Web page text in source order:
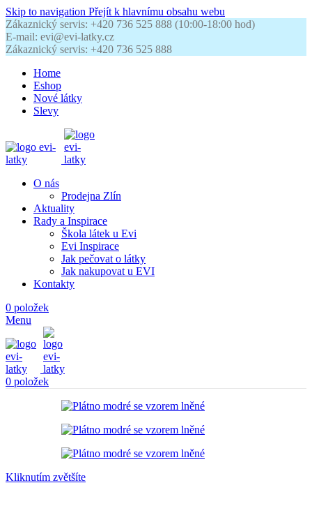
Skip to navigation Přejít k hlavnímu obsahu webu
Zákaznický servis: +420 736 525 888 (10:00-18:00 hod)
E-mail: evi@evi-latky.cz
Zákaznický servis: +420 736 525 888
Home
Eshop
Nové látky
Slevy
O nás
Prodejna Zlín
Aktuality
Rady a Inspirace
Škola látek u Evi
Evi Inspirace
Jak pečovat o látky
Jak nakupovat u EVI
Kontakty
0 položek
Menu
0 položek
Kliknutím zvětšíte